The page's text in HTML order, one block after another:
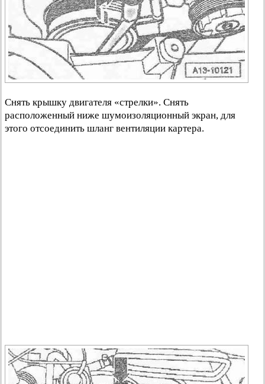
Снять крышку двигателя «стрелки». Снять
расположенный ниже шумоизоляционный экран, для
этого отсоединить шланг вентиляции картера.